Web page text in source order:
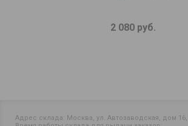
2 080 руб.
Адрес склада: Москва, ул. Автозаводская, дом 16,